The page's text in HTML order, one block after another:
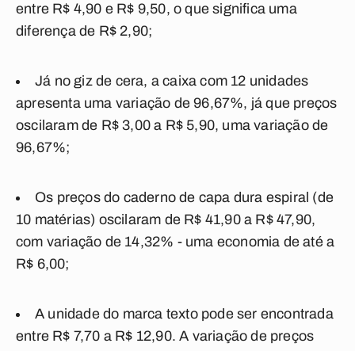
entre R$ 4,90 e R$ 9,50, o que significa uma
diferença de R$ 2,90;
Já no giz de cera, a caixa com 12 unidades
apresenta uma variação de 96,67%, já que preços
oscilaram de R$ 3,00 a R$ 5,90, uma variação de
96,67%;
Os preços do caderno de capa dura espiral (de
10 matérias) oscilaram de R$ 41,90 a R$ 47,90,
com variação de 14,32% - uma economia de até a
R$ 6,00;
A unidade do marca texto pode ser encontrada
entre R$ 7,70 a R$ 12,90. A variação de preços